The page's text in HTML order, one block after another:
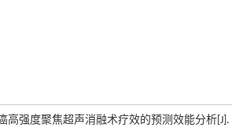
高强度聚焦超声消融术疗效的预测效能分析[J].